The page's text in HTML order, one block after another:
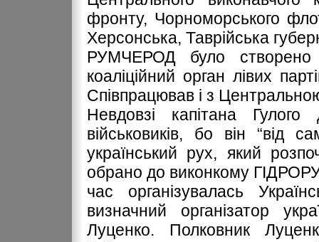
фронту, Чорноморського
Херсонська, Таврійська
РУМЧЕРОД було
коаліційний орган лівих
Співпрацював і з
Невдовзі капітана Гулого
військовиків, бо він “від
український рух, який
обрано до виконкому
час організувалась
визначний організатор
Луценко. Полковник